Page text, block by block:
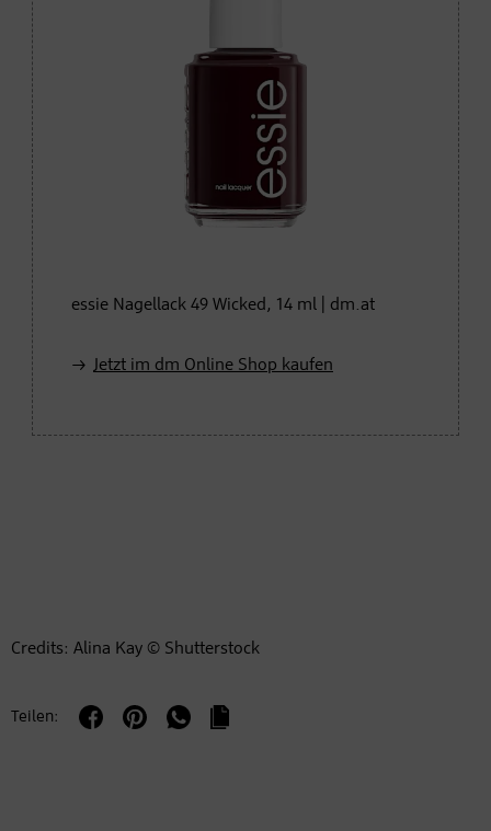
essie Nagellack 49 Wicked, 14 ml | dm.at
Jetzt im dm Online Shop kaufen
Credits: Alina Kay © Shutterstock
Teilen: